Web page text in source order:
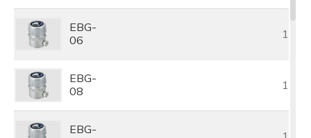
EBG-
06
13.6
EBG-
08
15.4
EBG-